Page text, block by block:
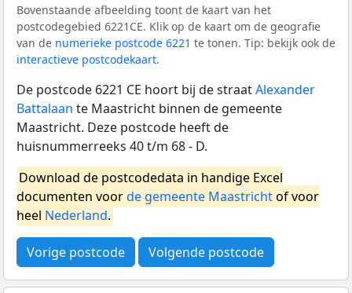
Bovenstaande afbeelding toont de kaart van het
postcodegebied 6221CE. Klik op de kaart om de geografie
van de numerieke postcode 6221 te tonen. Tip: bekijk ook de
interactieve postcodekaart.
De postcode 6221 CE hoort bij de straatAlexander
Battalaan te Maastricht binnen de gemeente
Maastricht. Deze postcode heeft de
huisnummerreeks 40 t/m 68 - D.
Download de postcodedata in handige Excel
documenten voorde gemeente Maastrichtof voor
heel Nederland.
Vorige postcode Volgende postcode